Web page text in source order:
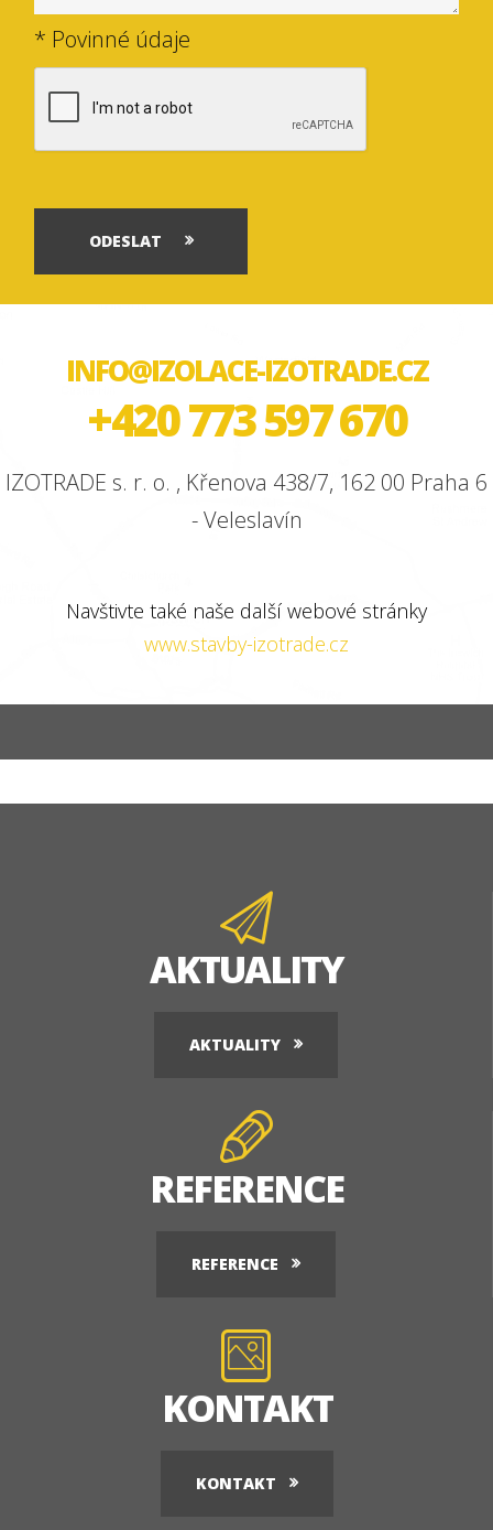
* Povinné údaje
ODESLAT
INFO@IZOLACE-IZOTRADE.CZ
+420 773 597 670
IZOTRADE s. r. o. , Křenova 438/7, 162 00 Praha 6
- Veleslavín
Navštivte také naše další webové stránky
www.stavby-izotrade.cz
AKTUALITY
AKTUALITY
REFERENCE
REFERENCE
KONTAKT
KONTAKT